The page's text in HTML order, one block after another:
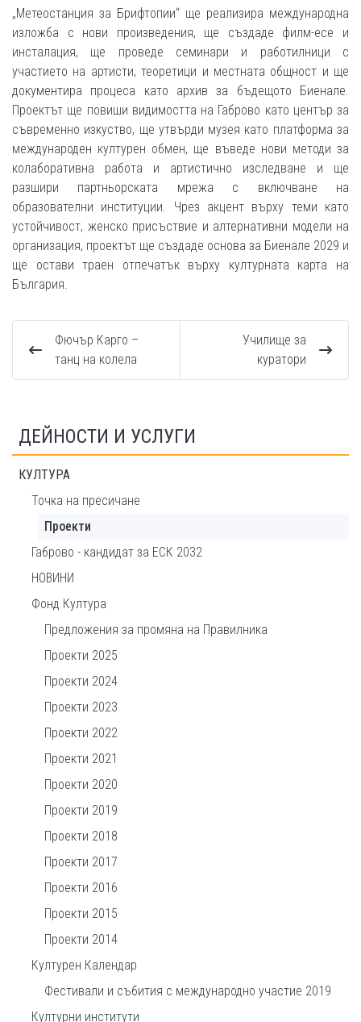
„Метеостанция за Брифтопии“ ще реализира международна
изложба с нови произведения, ще създаде филм-есе и
инсталация, ще проведе семинари и работилници с
участието на артисти, теоретици и местната общност и ще
документира процеса като архив за бъдещото Биенале.
Проектът ще повиши видимостта на Габрово като център за
съвременно изкуство, ще утвърди музея като платформа за
международен културен обмен, ще въведе нови методи за
колаборативна работа и артистично изследване и ще
разшири партньорската мрежа с включване на
образователни институции. Чрез акцент върху теми като
устойчивост, женско присъствие и алтернативни модели на
организация, проектът ще създаде основа за Биенале 2029 и
ще остави траен отпечатък върху културната карта на
България.
Фючър Карго –
танц на колела
Училище за
куратори
ДЕЙНОСТИ И УСЛУГИ
КУЛТУРА
Точка на пресичане
Проекти
Габрово - кандидат за ЕСК 2032
НОВИНИ
Фонд Култура
Предложения за промяна на Правилника
Проекти 2025
Проекти 2024
Проекти 2023
Проекти 2022
Проекти 2021
Проекти 2020
Проекти 2019
Проекти 2018
Проекти 2017
Проекти 2016
Проекти 2015
Проекти 2014
Културен Календар
Фестивали и събития с международно участие 2019
Културни институти